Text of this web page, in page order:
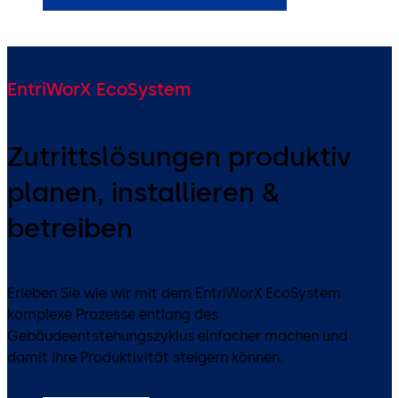
EntriWorX EcoSystem
Zutrittslösungen produktiv
planen, installieren &
betreiben
Erleben Sie wie wir mit dem EntriWorX EcoSystem
komplexe Prozesse entlang des
Gebäudeentstehungszyklus einfacher machen und
damit Ihre Produktivität steigern können.